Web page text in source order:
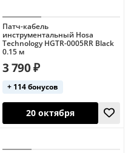
Патч-кабель
инструментальный Hosa
Technology HGTR-0005RR Black
0.15 м
3 790 ₽
+ 114 бонусов